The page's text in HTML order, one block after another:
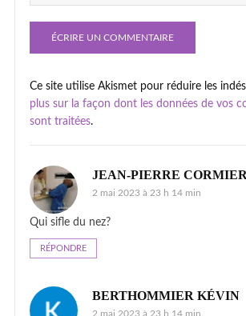
Ce site utilise Akismet pour réduire les
plus sur la façon dont les données de vos
sont traitées.
JEAN-PIERRE CORMIER
2 mai 2023 à 23 h 14 min
Qui sifle du nez?
RÉPONDRE
BERTHOMMIER KÉVIN
2 mai 2023 à 23 h 14 min